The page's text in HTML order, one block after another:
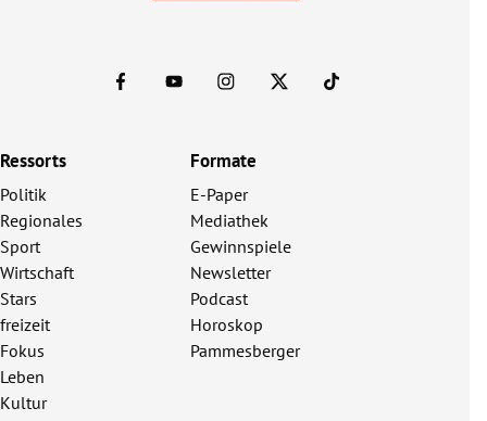
Ressorts
Politik
Regionales
Sport
Wirtschaft
Stars
freizeit
Fokus
Leben
Kultur
Formate
E-Paper
Mediathek
Gewinnspiele
Newsletter
Podcast
Horoskop
Pammesberger